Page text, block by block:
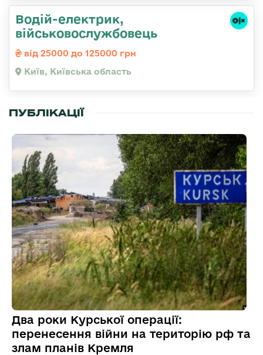
Водій-електрик,
військовослужбовець
від 25000 до 125000 грн
Київ, Київська область
ПУБЛІКАЦІЇ
Два роки Курської операції:
перенесення війни на територію рф та
злам планів Кремля